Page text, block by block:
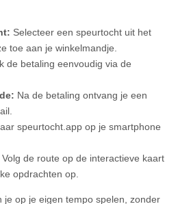
Selecteer een speurtocht uit het
toe aan je winkelmandje.
de betaling eenvoudig via de
Na de betaling ontvang je een
speurtocht.app op je smartphone
Volg de route op de interactieve kaart
opdrachten op.
je op je eigen tempo spelen, zonder